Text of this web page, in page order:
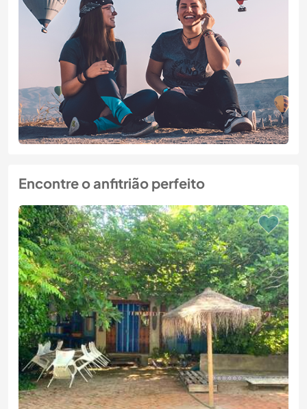
Encontre o anfitrião perfeito